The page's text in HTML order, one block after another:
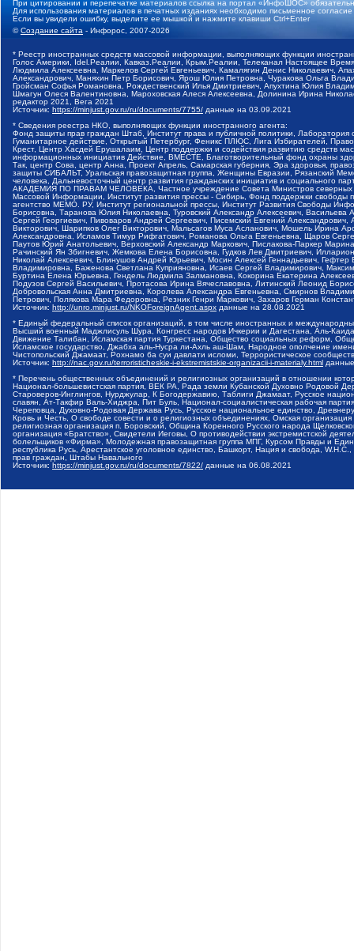
При цитировании и перепечатке материалов ссылка на портал «ИнфоШОС»
Для использования материалов в печатных изданиях необходимо письменное
Если вы увидели ошибку, выделите ее мышкой и нажмите клавиши Ctrl+Enter
©Создание сайта - Инфорос, 2007-2026
* Реестр иностранных средств массовой информации, выполняющих функции
Голос Америки, Idel.Реалии, Кавказ.Реалии, Крым.Реалии, Телеканал Настоящее
Людмила Алексеевна, Маркелов Сергей Евгеньевич, Камалягин Денис Николаевич,
Александрович, Маняхин Петр Борисович, Ярош Юлия Петровна, Чуракова Ольга
Гройсман Софья Романовна, Рождественский Илья Дмитриевич, Апухтина Юлия
Шмагун Олеся Валентиновна, Мароховская Алеся Алексеевна, Долинина Ирина
редактор 2021, Вега 2021
Источник: https://minjust.gov.ru/ru/documents/7755/ данные на 03.09.2021
* Сведения реестра НКО, выполняющих функции иностранного агента:
Фонд защиты прав граждан Штаб, Институт права и публичной политики,
Гуманитарное действие, Открытый Петербург, Феникс ПЛЮС, Лига Избирателей,
Крест, Центр Хасдей Ерушалаим, Центр поддержки и содействия развитию средств
информационных инициатив Действие, ВМЕСТЕ, Благотворительный фонд охраны
Так, центр Сова, центр Анна, Проект Апрель, Самарская губерния, Эра здоровья,
защиты СИБАЛЬТ, Уральская правозащитная группа, Женщины Евразии, Рязанский
человека, Дальневосточный центр развития гражданских инициатив и социального
АКАДЕМИЯ ПО ПРАВАМ ЧЕЛОВЕКА, Частное учреждение Совета Министров северных
Массовой Информации, Институт развития прессы - Сибирь, Фонд поддержки
агентство МЕМО. РУ, Институт региональной прессы, Институт Развития Свободы
Борисовна, Таранова Юлия Николаевна, Туровский Александр Алексеевич,
Сергей Георгиевич, Пивоваров Андрей Сергеевич, Писемский Евгений
Викторович, Шарипков Олег Викторович, Мальсагов Муса Асланович, Мошель Ирина
Александровна, Исламов Тимур Рифгатович, Романова Ольга Евгеньевна, Щаров
Паутов Юрий Анатольевич, Верховский Александр Маркович, Пислакова-Паркер
Рачинский Ян Збигневич, Жемкова Елена Борисовна, Гудков Лев Дмитриевич,
Николай Алексеевич, Блинушов Андрей Юрьевич, Мосин Алексей Геннадьевич,
Владимировна, Баженова Светлана Куприяновна, Исаев Сергей Владимирович,
Буртина Елена Юрьевна, Гендель Людмила Залмановна, Кокорина Екатерина
Подузов Сергей Васильевич, Протасова Ирина Вячеславовна, Литинский Леонид
Добровольская Анна Дмитриевна, Королева Александра Евгеньевна, Смирнов
Петрович, Полякова Мара Федоровна, Резник Генри Маркович, Захаров Герман
Источник: http://unro.minjust.ru/NKOForeignAgent.aspx данные на 28.08.2021
* Единый федеральный список организаций, в том числе иностранных и
Высший военный Маджлисуль Шура, Конгресс народов Ичкерии и Дагестана, Аль-
Движение Талибан, Исламская партия Туркестана, Общество социальных реформ,
Исламское государство, Джабха аль-Нусра ли-Ахль аш-Шам, Народное ополчение
Чистопольский Джамаат, Рохнамо ба суи давлати исломи, Террористическое
Источник: http://nac.gov.ru/terroristicheskie-i-ekstremistskie-organizacii-i-materialy.html
* Перечень общественных объединений и религиозных организаций в отношении
Национал-большевистская партия, ВЕК РА, Рада земли Кубанской Духовно Родовой
Староверов-Инглингов, Нурджулар, К Богодержавию, Таблиги Джамаат, Русское
славян, Ат-Такфир Валь-Хиджра, Пит Буль, Национал-социалистическая рабочая
Череповца, Духовно-Родовая Держава Русь, Русское национальное единство,
Кровь и Честь, О свободе совести и о религиозных объединениях, Омская
религиозная организация п. Боровский, Община Коренного Русского народа
организация «Братство», Свидетели Иеговы, О противодействии экстремистской
болельщиков «Фирма», Молодежная правозащитная группа МПГ, Курсом Правды и
республика Русь, Арестантское уголовное единство, Башкорт, Нация и свобода,
прав граждан, Штабы Навального
Источник: https://minjust.gov.ru/ru/documents/7822/ данные на 06.08.2021